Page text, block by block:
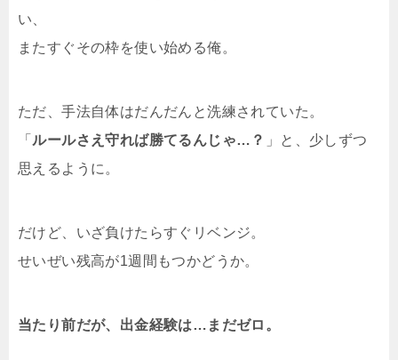
い、
またすぐその枠を使い始める俺。
ただ、手法自体はだんだんと洗練されていた。
「 ルールさえ守れば勝てるんじゃ…？ 」と、少しずつ
思えるように。
だけど、いざ負けたらすぐリベンジ。
せいぜい残高が1週間もつかどうか。
当たり前だが、出金経験は…まだゼロ。